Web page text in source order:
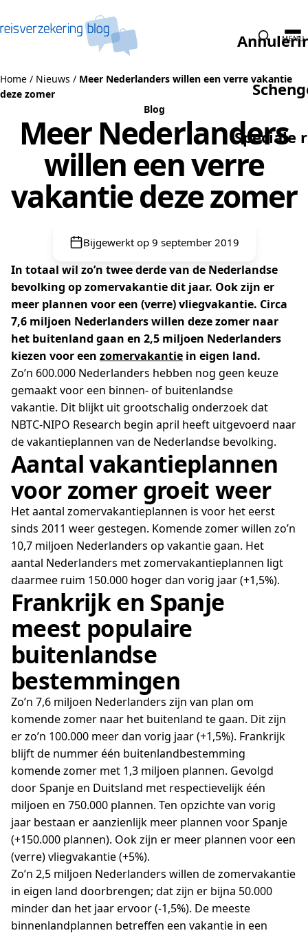
Speciale
MENU
Home / Nieuws / Meer Nederlanders willen een verre vakantie
deze zomer
Blog
Meer Nederlanders
willen een verre
vakantie deze zomer
Bijgewerkt op 9 september 2019
In totaal wil zo’n twee derde van de Nederlandse
bevolking op zomervakantie dit jaar. Ook zijn er
meer plannen voor een (verre) vliegvakantie. Circa
7,6 miljoen Nederlanders willen deze zomer naar
het buitenland gaan en 2,5 miljoen Nederlanders
kiezen voor een zomervakantie in eigen land.
Zo’n 600.000 Nederlanders hebben nog geen keuze
gemaakt voor een binnen- of buitenlandse
vakantie. Dit blijkt uit grootschalig onderzoek dat
NBTC-NIPO Research begin april heeft uitgevoerd naar
de vakantieplannen van de Nederlandse bevolking.
Aantal vakantieplannen
voor zomer groeit weer
Het aantal zomervakantieplannen is voor het eerst
sinds 2011 weer gestegen. Komende zomer willen zo’n
10,7 miljoen Nederlanders op vakantie gaan. Het
aantal Nederlanders met zomervakantieplannen ligt
daarmee ruim 150.000 hoger dan vorig jaar (+1,5%).
Frankrijk en Spanje
meest populaire
buitenlandse
bestemmingen
Zo’n 7,6 miljoen Nederlanders zijn van plan om
komende zomer naar het buitenland te gaan. Dit zijn
er zo’n 100.000 meer dan vorig jaar (+1,5%). Frankrijk
blijft de nummer één buitenlandbestemming
komende zomer met 1,3 miljoen plannen. Gevolgd
door Spanje en Duitsland met respectievelijk één
miljoen en 750.000 plannen. Ten opzichte van vorig
jaar bestaan er aanzienlijk meer plannen voor Spanje
(+150.000 plannen). Ook zijn er meer plannen voor een
(verre) vliegvakantie (+5%).
Zo’n 2,5 miljoen Nederlanders willen de zomervakantie
in eigen land doorbrengen; dat zijn er bijna 50.000
minder dan het jaar ervoor (-1,5%). De meeste
binnenlandplannen betreffen een vakantie in een